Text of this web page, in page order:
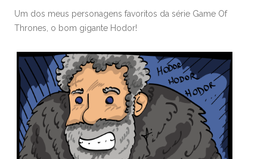
Um dos meus personagens favoritos da série Game Of
Thrones, o bom gigante Hodor!